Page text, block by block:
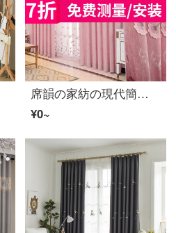
席韻の家紡の現代簡単な予約のシニールの浮き彫りの粉の刺繍のカーテンの布の層の林は染めます-粉の布のオーダーメイドの幅の1メートル*高さの2.7メートルの単価(ナノリング)は高くなることができます
¥0~